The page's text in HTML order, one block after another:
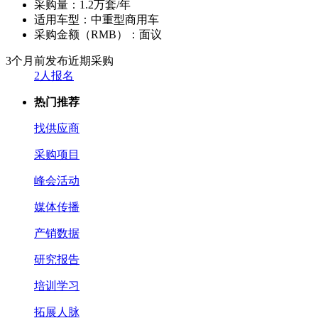
采购量： 1.2万套/年
适用车型： 中重型商用车
采购金额（RMB）： 面议
3个月前发布近期采购
2人报名
热门推荐
找供应商
采购项目
峰会活动
媒体传播
产销数据
研究报告
培训学习
拓展人脉